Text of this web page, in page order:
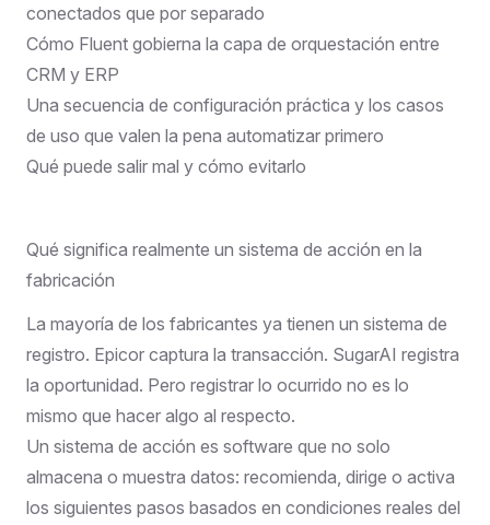
conectados que por separado
Cómo Fluent gobierna la capa de orquestación entre
CRM y ERP
Una secuencia de configuración práctica y los casos
de uso que valen la pena automatizar primero
Qué puede salir mal y cómo evitarlo
Qué significa realmente un sistema de acción en la
fabricación
La mayoría de los fabricantes ya tienen un sistema de
registro. Epicor captura la transacción. SugarAI registra
la oportunidad. Pero registrar lo ocurrido no es lo
mismo que hacer algo al respecto.
Un sistema de acción es software que no solo
almacena o muestra datos: recomienda, dirige o activa
los siguientes pasos basados en condiciones reales del